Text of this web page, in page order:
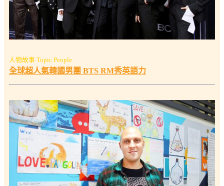
人物故事 Topic People
全球超人氣韓國男團 BTS RM秀英語力